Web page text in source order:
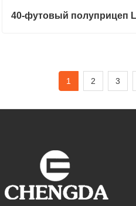
40-футовый полуприцеп
1 2 3